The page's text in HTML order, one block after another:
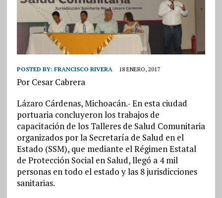
POSTED BY: FRANCISCO RIVERA 18 ENERO, 2017
Por Cesar Cabrera
Lázaro Cárdenas, Michoacán.- En esta ciudad
portuaria concluyeron los trabajos de
capacitación de los Talleres de Salud Comunitaria
organizados por la Secretaría de Salud en el
Estado (SSM), que mediante el Régimen Estatal
de Protección Social en Salud, llegó a 4 mil
personas en todo el estado y las 8 jurisdicciones
sanitarias.